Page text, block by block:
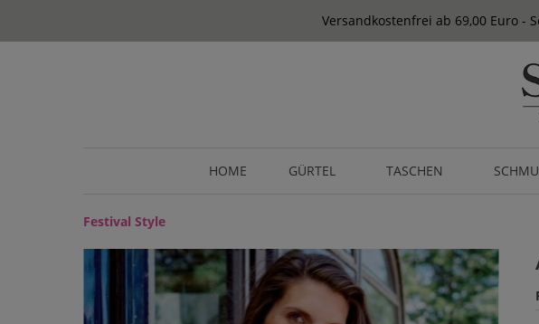
Versandkostenfrei ab 69,00 Euro -
HOME GÜRTEL TASCHEN
Festival Style
Bildergalerie überspringen